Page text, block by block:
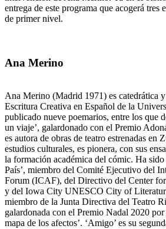
entrega de este programa que acogerá tres
de primer nivel.
Ana Merino
Ana Merino (Madrid 1971) es catedrática
Escritura Creativa en Español de la
publicado nueve poemarios, entre los que
un viaje’, galardonado con el Premio
es autora de obras de teatro estrenadas en
estudios culturales, es pionera, con sus
la formación académica del cómic. Ha sido
País’, miembro del Comité Ejecutivo del
Forum (ICAF), del Directivo del Center
y del Iowa City UNESCO City of
miembro de la Junta Directiva del Teatro
galardonada con el Premio Nadal 2020
mapa de los afectos’. ‘Amigo’ es su